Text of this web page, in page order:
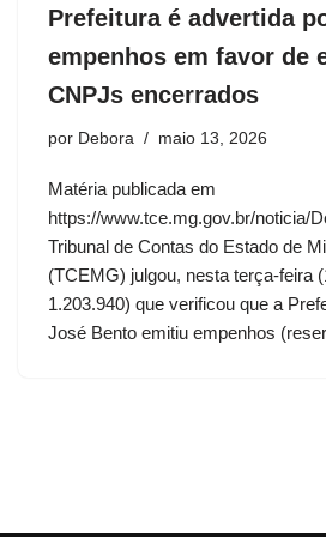
Prefeitura é advertida
empenhos em favor de
CNPJs encerrados
por Debora maio 13, 2026
Matéria publicada em
https://www.tce.mg.gov.br/noticia/
Tribunal de Contas do Estado de
(TCEMG) julgou, nesta terça-feira
1.203.940) que verificou que a
José Bento emitiu empenhos